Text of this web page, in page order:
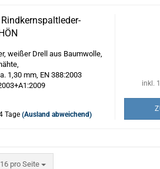
weißer Drell aus Baumwolle,
1,30 mm, EN 388:2003
Tage (Ausland abweichend)
inkl.
16 pro Seite
pro Seite